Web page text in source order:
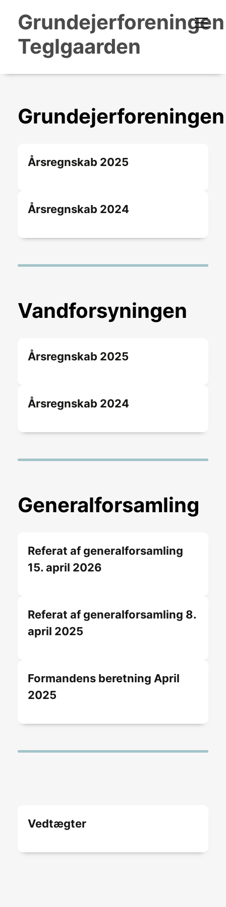
Grundejerforeningen
Teglgaarden
Grundejerforeningen
Årsregnskab 2025
Årsregnskab 2024
Vandforsyningen
Årsregnskab 2025
Årsregnskab 2024
Generalforsamling
Referat af generalforsamling
15. april 2026
Referat af generalforsamling 8.
april 2025
Formandens beretning April
2025
Vedtægter